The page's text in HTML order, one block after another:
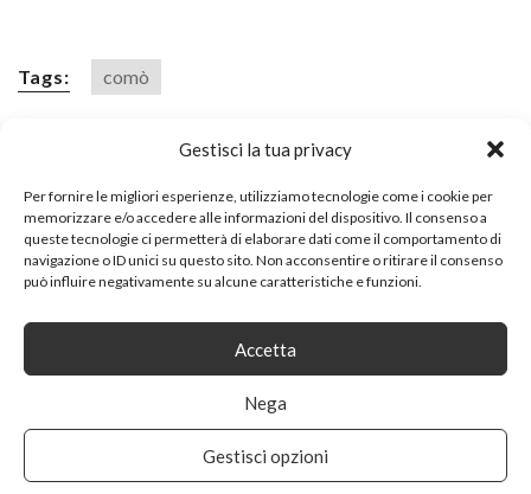
Gestisci la tua privacy
Per fornire le migliori esperienze, utilizziamo tecnologie come i cookie per
memorizzare e/o accedere alle informazioni del dispositivo. Il consenso a
queste tecnologie ci permetterà di elaborare dati come il comportamento di
navigazione o ID unici su questo sito. Non acconsentire o ritirare il consenso
può influire negativamente su alcune caratteristiche e funzioni.
Accetta
Nega
Gestisci opzioni
Tags: comò
SHARE ON
PREVIOUS ARTICLE
CAVIST CAVIST7 CANTINETTA A 7 BOTTIGLIE, LEGNO,
GRIGIO E NERO